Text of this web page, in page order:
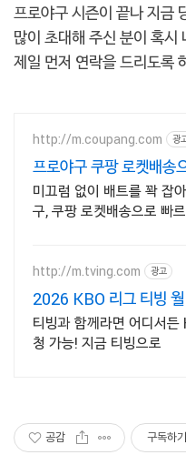
프로야구 시즌이 끝나 지금
많이 초대해 주신 분이 혹시
제일 먼저 연락을 드리도록
http://m.coupang.com 광
프로야구 쿠팡 로켓배송
요
미끄럼 없이 배트를 꽉 잡
구, 쿠팡 로켓배송으로 빠
http://m.tving.com 광고
2026 KBO 리그 티빙
터
티빙과 함께라면 어디서든
청 가능! 지금 티빙으로
공감 구독하기